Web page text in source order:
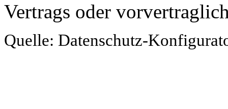
Vertrags oder
Quelle: Datenschutz-